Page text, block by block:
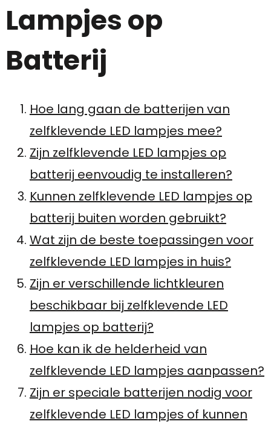
Lampjes op
Batterij
Hoe lang gaan de batterijen van
zelfklevende LED lampjes mee?
Zijn zelfklevende LED lampjes op
batterij eenvoudig te installeren?
Kunnen zelfklevende LED lampjes op
batterij buiten worden gebruikt?
Wat zijn de beste toepassingen voor
zelfklevende LED lampjes in huis?
Zijn er verschillende lichtkleuren
beschikbaar bij zelfklevende LED
lampjes op batterij?
Hoe kan ik de helderheid van
zelfklevende LED lampjes aanpassen?
Zijn er speciale batterijen nodig voor
zelfklevende LED lampjes of kunnen